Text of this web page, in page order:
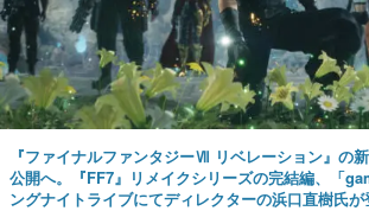
『ファイナルファンタジーⅦ リベレーション』の
公開へ。『FF7』リメイクシリーズの完結編、「
ングナイトライブにてディレクターの浜口直樹氏